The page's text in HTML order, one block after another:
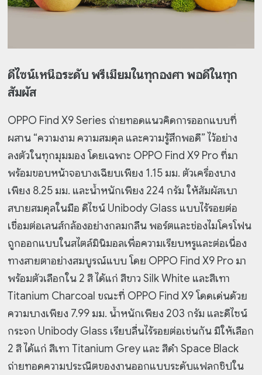
ดีไซน์เหนือระดับ พรีเมียมในทุกองศา พอดีในทุก
สัมผัส
OPPO Find X9 Series ถ่ายทอดแนวคิดการออกแบบที่
ผสาน “ความงาม ความสมดุล และความรู้สึกพอดี” ไว้อย่าง
ลงตัวในทุกมุมมอง โดยเฉพาะ OPPO Find X9 Pro ที่มา
พร้อมขอบหน้าจอบางเฉียบเพียง 1.15 มม. ตัวเครื่องบาง
เพียง 8.25 มม. และน้ำหนักเพียง 224 กรัม ให้สัมผัสเบา
สบายสมดุลในมือ ดีไซน์ Unibody Glass แบบไร้รอยต่อ
เชื่อมต่อเลนส์กล้องอย่างกลมกลืน พอร์ตและช่องไมโครโฟน
ถูกออกแบบในสไตล์มินิมอลเพื่อความเรียบหรูและต่อเนื่อง
ทางสายตาอย่างสมบูรณ์แบบ โดย OPPO Find X9 Pro มา
พร้อมตัวเลือกใน 2 สี ได้แก่ สีขาว Silk White และสีเทา
Titanium Charcoal ขณะที่ OPPO Find X9 โดดเด่นด้วย
ความบางเพียง 7.99 มม. น้ำหนักเพียง 203 กรัม และดีไซน์
กระจก Unibody Glass เรียบลื่นไร้รอยต่อเช่นกัน มีให้เลือก
2 สี ได้แก่ สีเทา Titanium Grey และ สีดำ Space Black
ถ่ายทอดความประณีตของงานออกแบบระดับแฟลกชิปใน